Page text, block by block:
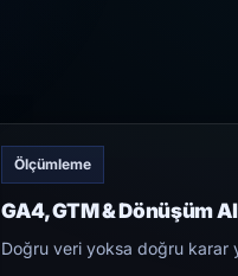
Ölçümleme
GA4, GTM & Dönüşüm
Doğru veri yoksa doğru karar